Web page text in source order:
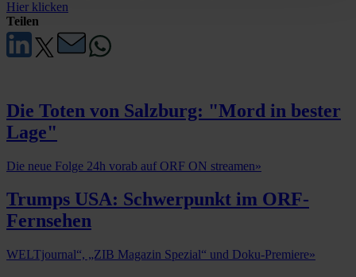
Hier klicken
Teilen
Die Toten von Salzburg: "Mord in bester
Lage"
Die neue Folge 24h vorab auf ORF ON streamen»
Trumps USA: Schwerpunkt im ORF-
Fernsehen
WELTjournal“, „ZIB Magazin Spezial“ und Doku-Premiere»